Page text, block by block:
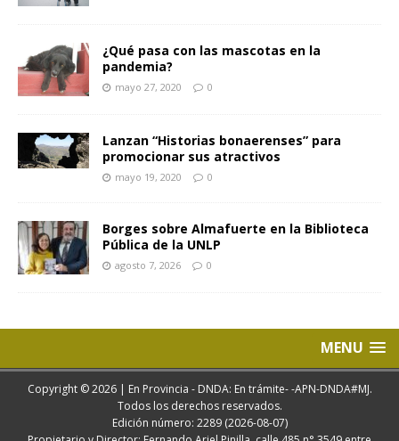
¿Qué pasa con las mascotas en la
pandemia?
mayo 27, 2020 0
Lanzan “Historias bonaerenses” para
promocionar sus atractivos
mayo 19, 2020 0
Borges sobre Almafuerte en la Biblioteca
Pública de la UNLP
agosto 7, 2026 0
MENU
Copyright © 2026 | En Provincia - DNDA: En trámite- -APN-DNDA#MJ.
Todos los derechos reservados.
Edición número: 2289 (2026-08-07)